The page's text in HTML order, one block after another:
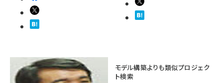
モデル構築よりも類似プロジェク
ト検索